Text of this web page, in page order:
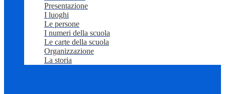
Presentazione
I luoghi
Le persone
I numeri della scuola
Le carte della scuola
Organizzazione
La storia